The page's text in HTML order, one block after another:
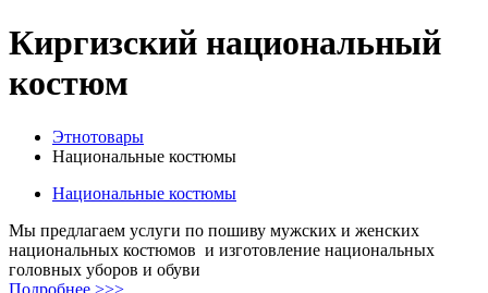
Киргизский национальный
костюм
Этнотовары
Национальные костюмы
Национальные костюмы
Мы предлагаем услуги по пошиву мужских и женских
национальных костюмов и изготовление национальных
головных уборов и обуви
Подробнее >>>